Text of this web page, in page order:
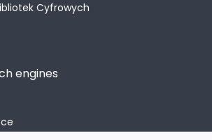
Cyfrowych
engines